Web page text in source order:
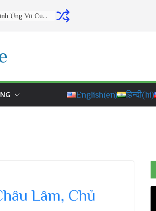
4 Cách Hồi Hướng Công Đức Cho Người Thân Ai Cũng Nên Biết | Thầy Thích Đạo Thịnh
English(en) हिन्दी(hi)
Lâm, Chủ